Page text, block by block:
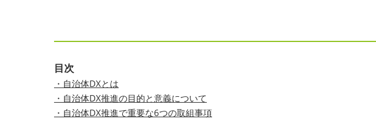
目次
・自治体DXとは
・自治体DX推進の目的と意義について
・自治体DX推進で重要な6つの取組事項